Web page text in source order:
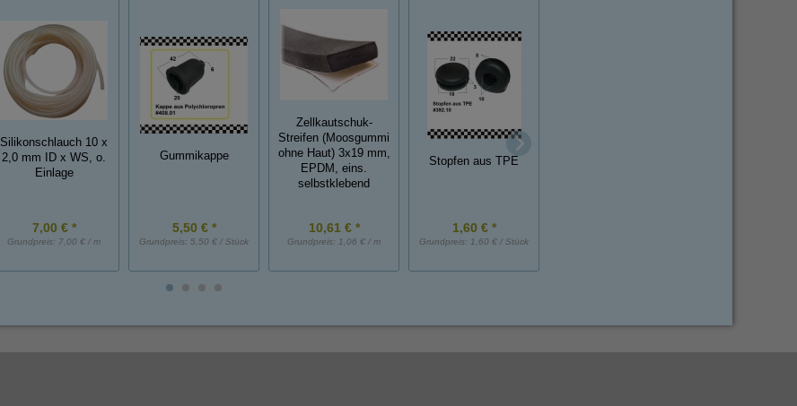
Silikonschlauch 10 x
2,0 mm ID x WS, o.
Einlage
7,00 € *
Grundpreis: 7,00 € / m
Gummikappe
5,50 € *
Grundpreis: 5,50 € / Stück
Zellkautschuk-
Streifen (Moosgummi
ohne Haut) 3x19 mm,
EPDM, eins.
selbstklebend
10,61 € *
Grundpreis: 1,06 € / m
Stopfen aus TPE
1,60 € *
Grundpreis: 1,60 € / Stück